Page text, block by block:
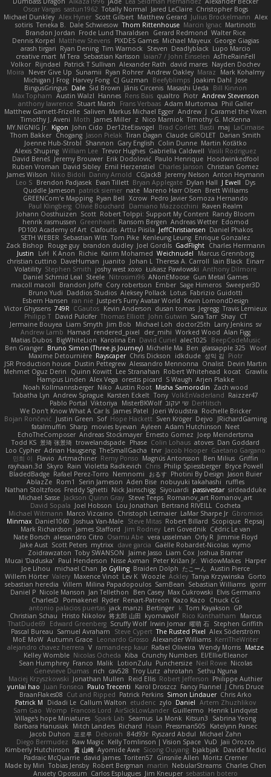
Oscar Vargas sastun1962 Totally Normal Jared LeClaire Christopher Bogs
Michael Dunkley Alex Hyner Scott Gilbert Matthew Gerard Julius Brockelmann Alex
sotiris Teneka B. Dale Schwiesow Thom Rittenhouse Marcin Ignac Martinotti
Brandon Jordan Frode Lund Tharaldsen Gerard Redmond Walter Rice
Dennis Korpel Matthew Stevens PIXDES Games Michael Mayeux George Giagias
arash tirgari Ryan Dening Tim Warnock Steven Deadlyblack Lupo Marcio
creative mart M Tera Sebastian Karlsson Iaian7 / John Einselen AsTheRainFell
Volkor Rijndael Patrick T Sullivan Alexander Rath david mares Nayden Dochev
Moira
Never Give Up Sunamii Ryan Rohrer Andrew Oakley Maraz
Mark Kohalmy
Michigan J Frog Harvey Fong CJ Guzman Beefyblimps Joakim Dahl Jose
BingusGringus Dale Sid Brown Jānis Circenis Masashi Ueda
Bill Kinnon
Max Topham Austin Walzl Hannes Rens Bais qualtro Piotr Andrew Stevenson
anthony lawrence Stuart Marsh Frans Verbaas Adam Murtomaa Phil Galler
Matthew Garnett-Frizelle Saliven Markus Michael Egger Andrew J Caramel the Vixen
Timothy J. Aveni Moth James Miller z Nico Marniok Timothy G. McKenna
MY.NIGNIG Jr. Kigon John Cido Der12teEisvogel Brad Corlett Basti maj LaCimaise
Thom Bakker Chogang Jason Pielak Tiran Dagan Claude GIROLET Darian Smith
Joenne Hub-Strobl Shannon Gary English Colin Dunne Martin Koťátko
Alexis Shuping William Lee Trevor Hughes Gabriella Caldwell Vasili Rodriguez
David Beneš Jeremy Brouwer Erik Dodolović Paulo Henrique Hoodwinkedfool
Ruben Vroman David Sibley Emil Herzenstiel Charles Janson Christian Gomez
James Wilson Niko Bidoli Danny Arnold CGJackB Jeremy Nelson Anton Heymann
Leo S Brendon Padjasek Evan Tillett Bryan Applegate Dylan Hall J Ewell
Dys
Quddle Jameson patrick siemer nate Mareno Harr Olsen Brett Williams
GREENCom'e Mapping Ryan Bell Xcrow Pedro Javier Somoza Hernando
Paul Klingberg Olivié Bouchard Damiano Mazzocchini Raven Realm
Johann Oosthuizen Scott Robert Tolppi: Support My Content Randy Bloom
henrik rasmussen Greenheart Ransom Bergen Andreas Wetter Edomod
PD100 Academy of Art Clafoutis Arttu Piisila JeffChristiansen Daniel Phakos
SETH WEBER Sebastian Witt Tom Pike Kenleung Leung Enrique Gonzalez
Zack Bishop
Rouge guy brandon dudley Joel Gordils GadFlight Charles Herrmann
Justin
LvH K Anon Richie Karim Mohamed Weichnudel
Marcus Grennborg
christian cuttino DaveHuman juanito Johan L Theresa A. Carroll Iain Black Einarr
Volatility Stephen Smith joshy west xoxo Łukasz Pawłowski Anthony Dilmore
Daniel Schmid Leal Steele Nitrosimi96 ANonEMoose Gun Metal Games
macoll macoll
Brandon Joffe Cory robertson Ember Sage Himeros Sweeper3D
Bruno Yudi Daddios Studios Aleksey Pollack Lotus Fabrizio Guidotti
Esbern Hansen ran nie Justper's Furry Avatar World Kevin LomondDesign
Victor Ghyssens 749R CGautos Kevin Anderson dusan tomas Jegregg Travis Lemieux
Philipp T David Pulcifer Thomas Elliott John Gutwin Sara Tarr Shay CT
Jermaine Bouyea Liam Smyth Jim Bob Michael Loh doctor25th Larry Jenkins sv
Andrew Lamb Hamad rendered_pixel der_mihi Worked Wood Alan Figg
Matias Dubos BigWhiteLion Karolina En David Curiel alec1025
BeepCodeMusic
Ben Granger Bruno Simon (Three.js Journey) Michelle Ma Ben glassapple 325 Woof
Maxime Detournière Rayscaper Chris Dickson idkdude 성익 김 Piotr
JSR Production house Dustin Pettegrew Alessandro Mennonna Onalist Devin Martin
Mehmet Oguz Derin
Quinn Kowitt Lee Stranahan Robert Whitehead kocat Grawlix
Hampus Linden Alex Vega orestis picard S Waugh Arjen Plakke
Noah Kollmannsberger Niko Austin Root Misha Samorodin Zach wood
Tabatha Lyn Andrew Sprague Karsten Eckelt Tony VolkEnVaderland Raizzer47
Pablo Portal Viktoriya MisterBKWolf שי יעקוב DerHitsch
We Don't Know What A Car Is James Patel Joeri Woudstra Rochelle Bricker
Bojan Rončević Justin Green Sof Hope Hackett Sven Kröger Dejvo
JRichardGaming
fatalmuffin Sharp movies byevan Ayleen Adam Hutchinson Neet
EchoTheComposer Andreas Stockmayer Ernesto Gomez Joep Meindertsma
Todd KS 景琦 张景琦 trowelandspade Phase Colin Lohaus atoves Dan Goddard
Loo Cypher Adrian Haugseng TheSmallGacha trvr Jacob Hooper Gaetano Gargano
민희 이
Flavio Artmachiner Remy Ponso Magnús Antonsson Ben Milius Griffin
rayhaan.3d
Skyro Rain Violetta Radkevich Chris Philip Spiessberger Bryce Powell
BladedBadge Rafael Perez-Torro Nemnomi おるす Photini By Design Jason Buier
AblazZe Rom1 Serin Jameson Aden Bise nobuyuki takahashi
ruffles
Nathan Stoltzfoos Freddy Sghetti Nick Jainschigg Siyouardi passivestar sirdeadduke
Michael Sasse Jackson Quinn Gray Steve Teeps Romanov_art Romanov_art
David Sopala Joel Hobson Lou Jonathan Bertrand RIVEILL Cocheta
Michael Witmann Marco Vizcaino Christoph Letmaier LaMar Sharpe Jr Gbromios
Minmax Daniel1060 Joshua Van-Male Steve Mitas Robert Billard Scopique Repsaj
Mark Richardson James Stafford Jim Rodney Len Govednik Cédric Le van
Nate Borsch alessandro Citro Osamu Abe vera usselman Orly R Jimmie Floyd
Jake Aust Scott Peters mytrixx dave garcia Gaëlle Robardet-Nicolas wymo
Zoidrawzaton Toby SWANSON Jaime Jasso Liam Cox Joshua Bramer
Mucai 'Daduska' Paul Henderson Nisse Axman Peter Križan Jr. WidowMakes Harper
Joe Lihou
michael Chan Jo Gylling Braiden Dolph たこーん Austin Pierce
Willem Hörter Valery Maxence Vinot Lev K Woozle Ackley Tanya Krzywinska Gorto
sebastian heredia Villem Milina Papadopoulos SamBean Sebastian Williams igorrr
Daniel P Nicole Manson Jan Tellethon Ben Casey Max Cukrowski Elvis Germano
CharlesD
Pomakenel Ryder Renart-Patreon Kazo Kazo
Chuck CG
antonio palacios puertas jack manzi Bertinger k Tom Kayakson GP
Christian Schau
Hristo Nikolov 将太郎 山田 kyomawolf Rico Kanthatham
Marcus
ThatDude69
Edward Greenberg Scruffy Wolf Irwin Jomar 曜萌 石 Stephen Griffith
Pascal Bureau Samuel Avraham Steve Cypert The Rusted Pixel Alex Söderström
MoE MoW Autumn Grace Leonardo Grosso Alexander Williams KerriTheWriter
alejandro chavez herrera V ramandeep kaur Rafael Oliveira Wendy Morris Matze
Kelley Womble Nicolas Ocheda Kiba Crunchy Numbers El/Ellie/Eleanor
Sean Humphrey Franco Malik LotionZulu Punchersize Neil Rowe Nicolas
Genevieve Dumas rich cav528 Troy Lutz ahrotahn
Sethu Nguna
Maciej Krzyszkowski Jonathan Mullen Reid Ellis Robert Jefferson Philippe Authier
yunlai hao Juan Fonseca Paulo Trecenti Karol Droszcz Fancy Flannel J Chris Druce
BraanFlakes08 Cut and Ripped Patrick Perkins Simon Lindauer Chris Arko
Patrick M
Didadi Le Callum Walton etudenc zylo Daniel Artem Zhuzhlikov
Sam Gao Womp Francois Lord AirSickLowLander Guillermo
Henrik Lindqvist
Village's hope Miniatures Spark Lab Seamus La Monk Kitsun3
Sabrina Yeong
Barbara Hanusiak Mitch Landers Richard Haan Pressman505
Katelynn Parsec
Jacob Duhon 포로루 Deborah 84d93r Ryszard Abdul Michael Zahn
Diego Bermudez Raw Magic Kelly Tomlinson | Vision Space VuD Jaii Orozco
Kimberly Hutchinson 貴 山崎 Ayomide Awe Sicong Ouyang bjakbjak Davide Medici
Padraic McQuarrie david james Toriten57 Ginsnile Allen Moritz Cremer
Made by Miri Tobias Jensby Robert Bergman martin NebularStreams Charles Chen
Anxiety Opossum Carlos Esplugues Jim Kneuper sebastian botero